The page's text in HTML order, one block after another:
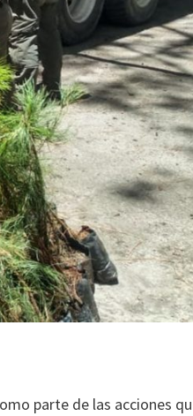
parte de las acciones